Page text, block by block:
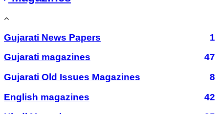
Gujarati News Papers
1
Gujarati magazines
47
Gujarati Old Issues Magazines
8
English magazines
42